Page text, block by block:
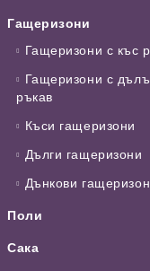
Гащеризони
Гащеризони с къс
Гащеризони с
ръкав
Къси гащеризони
Дълги гащеризони
Дънкови
Поли
Сака